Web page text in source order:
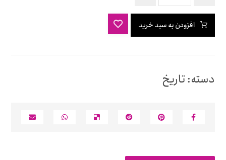
افزودن به سبد خرید
دسته:تاریخ